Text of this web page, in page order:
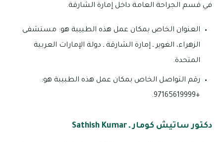
في قسم الجراحة العامة داخل إمارة الشارقة.
العنوان الخاص بمكان عمل هذه الطبيبة هو: مستشفى
الزهراء، الغوير ـ إمارة الشارقة ـ دولة الإمارات العربية
المتحدة.
رقم التواصل الخاص بمكان عمل هذه الطبيبة هو:
+97165619999.
دكتور ساتيش كومار ـ Sathish Kumar